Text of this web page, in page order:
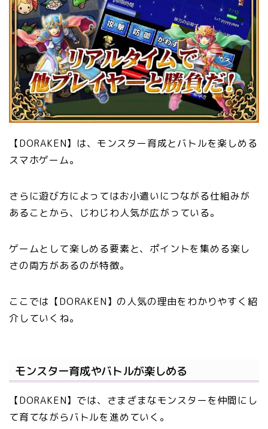
【DORAKEN】は、モンスター育成とバトルを楽しめる
スマホゲーム。
さらに遊び方によってはお小遣いにつながる仕組みが
あることから、じわじわ人気が広がっている。
ゲームとして楽しめる要素と、ポイントを集める楽し
さの両方があるのが特徴。
ここでは【DORAKEN】の人気の理由をわかりやすく紹
介していくね。
モンスター育成やバトルが楽しめる
【DORAKEN】では、さまざまなモンスターを仲間にし
て育てながらバトルを進めていく。